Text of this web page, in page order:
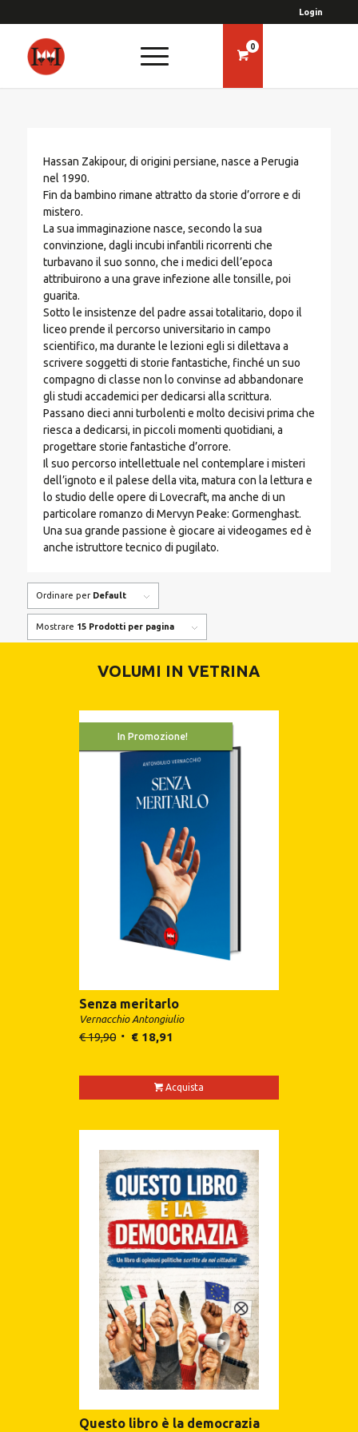
Login
0
Hassan Zakipour, di origini persiane, nasce a Perugia
nel 1990.
Fin da bambino rimane attratto da storie d’orrore e di
mistero.
La sua immaginazione nasce, secondo la sua
convinzione, dagli incubi infantili ricorrenti che
turbavano il suo sonno, che i medici dell’epoca
attribuirono a una grave infezione alle tonsille, poi
guarita.
Sotto le insistenze del padre assai totalitario, dopo il
liceo prende il percorso universitario in campo
scientifico, ma durante le lezioni egli si dilettava a
scrivere soggetti di storie fantastiche, finché un suo
compagno di classe non lo convinse ad abbandonare
gli studi accademici per dedicarsi alla scrittura.
Passano dieci anni turbolenti e molto decisivi prima che
riesca a dedicarsi, in piccoli momenti quotidiani, a
progettare storie fantastiche d’orrore.
Il suo percorso intellettuale nel contemplare i misteri
dell’ignoto e il palese della vita, matura con la lettura e
lo studio delle opere di Lovecraft, ma anche di un
particolare romanzo di Mervyn Peake: Gormenghast.
Una sua grande passione è giocare ai videogames ed è
anche istruttore tecnico di pugilato.
Ordinare per Default
Mostrare 15 Prodotti per pagina
VOLUMI IN VETRINA
In Promozione!
Senza meritarlo
Vernacchio Antongiulio
€19,90 €18,91
Acquista
Questo libro è la democrazia